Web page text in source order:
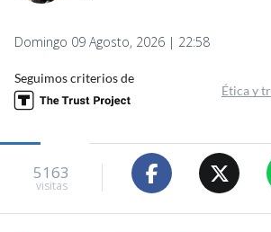
Domingo 09 Agosto, 2026 | 22:58
Seguimos criterios de
Ética y
5163
visitas